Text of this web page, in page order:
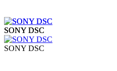
SONY DSC
SONY DSC
SONY DSC